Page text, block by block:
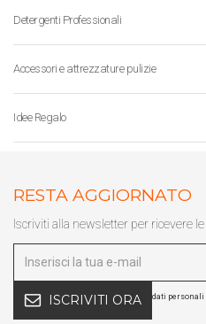
Detergenti Professionali
Accessori e attrezzature pulizie
Idee Regalo
RESTA AGGIORNATO
Iscriviti alla newsletter per ricevere
ISCRIVITI ORA dati personali